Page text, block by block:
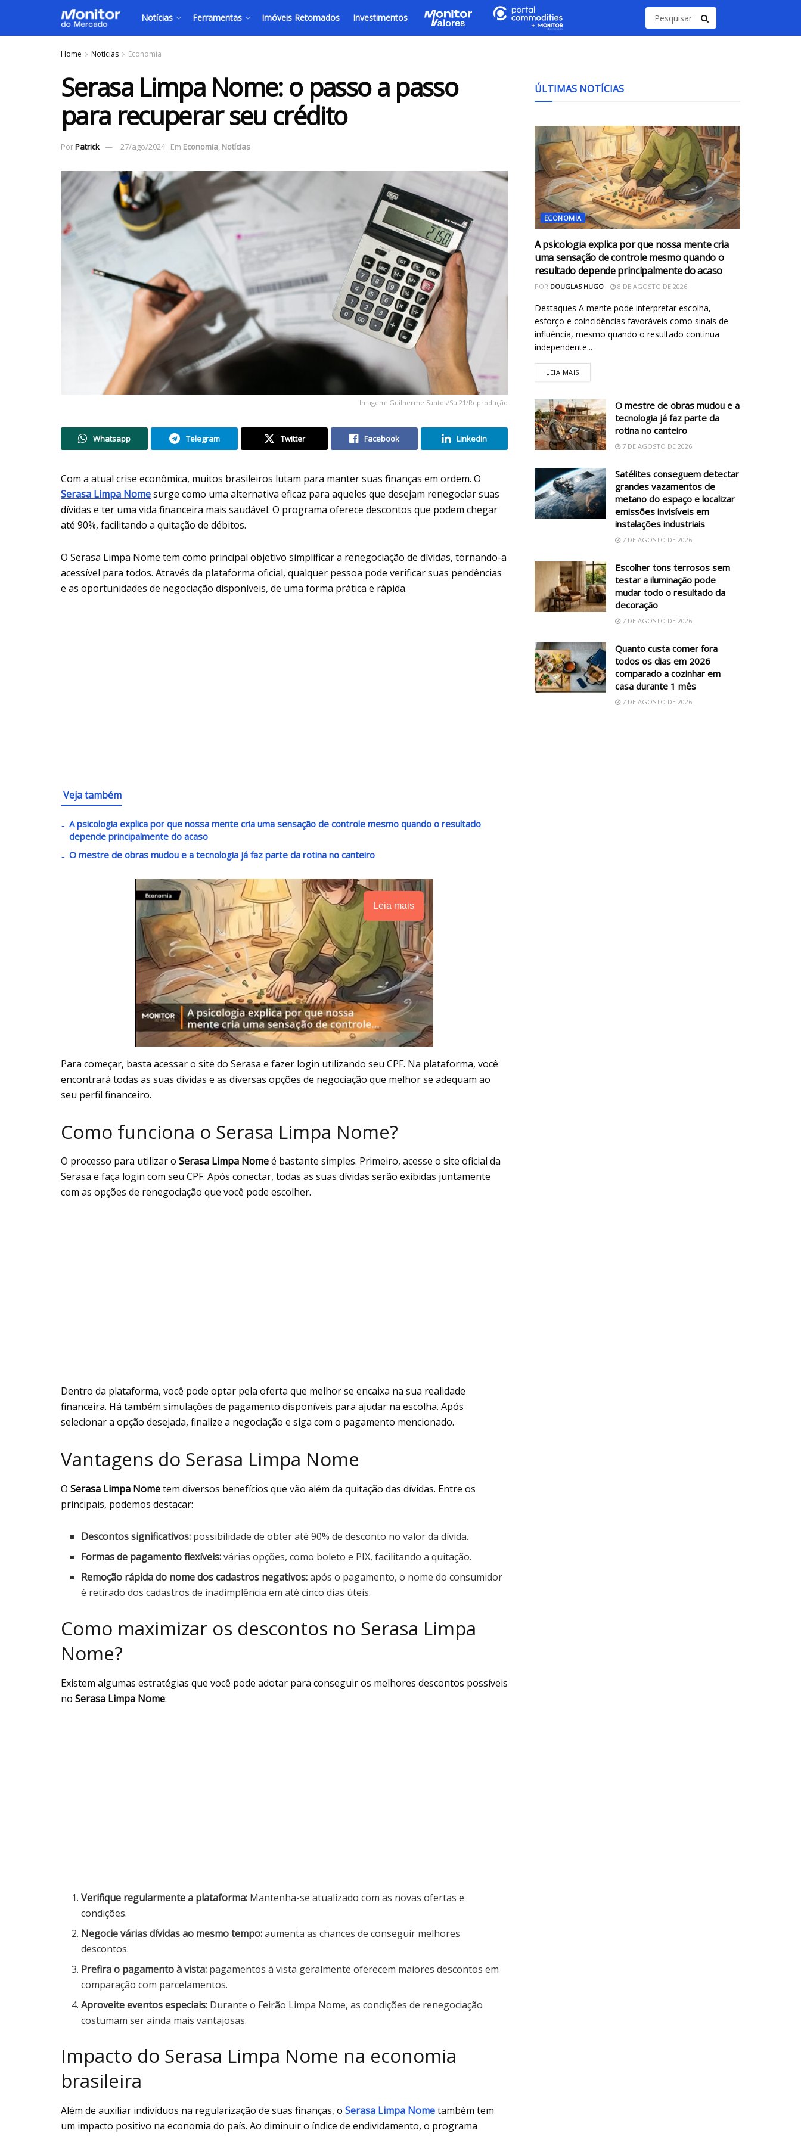
Notícias Ferramentas Imóveis Retomados Investimentos
Home Notícias Economia
Serasa Limpa Nome: o passo a passo
para recuperar seu crédito
PorPatrick 27/ago/2024 Em Economia, Notícias
Imagem: Guilherme Santos/Sul21/Reprodução
Whatsapp Telegram Twitter Facebook Linkedin
Com a atual crise econômica, muitos brasileiros lutam para manter suas finanças em ordem. O
Serasa Limpa Nomesurge como uma alternativa eficaz para aqueles que desejam renegociar suas
dívidas e ter uma vida financeira mais saudável. O programa oferece descontos que podem chegar
até 90%, facilitando a quitação de débitos.
O Serasa Limpa Nome tem como principal objetivo simplificar a renegociação de dívidas, tornando-a
acessível para todos. Através da plataforma oficial, qualquer pessoa pode verificar suas pendências
e as oportunidades de negociação disponíveis, de uma forma prática e rápida.
Veja também
A psicologia explica por que nossa mente cria uma sensação de controle mesmo quando o resultado
depende principalmente do acaso
O mestre de obras mudou e a tecnologia já faz parte da rotina no canteiro
Leia mais
Para começar, basta acessar o site do Serasa e fazer login utilizando seu CPF. Na plataforma, você
encontrará todas as suas dívidas e as diversas opções de negociação que melhor se adequam ao
seu perfil financeiro.
Como funciona o Serasa Limpa Nome?
O processo para utilizar o Serasa Limpa Nomeé bastante simples. Primeiro, acesse o site oficial da
Serasa e faça login com seu CPF. Após conectar, todas as suas dívidas serão exibidas juntamente
com as opções de renegociação que você pode escolher.
Dentro da plataforma, você pode optar pela oferta que melhor se encaixa na sua realidade
financeira. Há também simulações de pagamento disponíveis para ajudar na escolha. Após
selecionar a opção desejada, finalize a negociação e siga com o pagamento mencionado.
Vantagens do Serasa Limpa Nome
O Serasa Limpa Nometem diversos benefícios que vão além da quitação das dívidas. Entre os
principais, podemos destacar:
Descontos significativos: possibilidade de obter até 90% de desconto no valor da dívida.
Formas de pagamento flexíveis:várias opções, como boleto e PIX, facilitando a quitação.
Remoção rápida do nome dos cadastros negativos:após o pagamento, o nome do consumidor
é retirado dos cadastros de inadimplência em até cinco dias úteis.
Como maximizar os descontos no Serasa Limpa
Nome?
Existem algumas estratégias que você pode adotar para conseguir os melhores descontos possíveis
no Serasa Limpa Nome:
Verifique regularmente a plataforma: Mantenha-se atualizado com as novas ofertas e
condições.
Negocie várias dívidas ao mesmo tempo:aumenta as chances de conseguir melhores
descontos.
Prefira o pagamento à vista: pagamentos à vista geralmente oferecem maiores descontos em
comparação com parcelamentos.
Aproveite eventos especiais: Durante o Feirão Limpa Nome, as condições de renegociação
costumam ser ainda mais vantajosas.
Impacto do Serasa Limpa Nome na economia
brasileira
Além de auxiliar indivíduos na regularização de suas finanças, o Serasa Limpa Nometambém tem
um impacto positivo na economia do país. Ao diminuir o índice de endividamento, o programa
ÚLTIMAS NOTÍCIAS
ECONOMIA
A psicologia explica por que nossa mente cria
uma sensação de controle mesmo quando o
resultado depende principalmente do acaso
POR DOUGLAS HUGO 8 DE AGOSTO DE 2026
Destaques A mente pode interpretar escolha,
esforço e coincidências favoráveis como sinais de
influência, mesmo quando o resultado continua
independente...
LEIA MAIS
O mestre de obras mudou e a
tecnologia já faz parte da
rotina no canteiro
7 DE AGOSTO DE 2026
Satélites conseguem detectar
grandes vazamentos de
metano do espaço e localizar
emissões invisíveis em
instalações industriais
7 DE AGOSTO DE 2026
Escolher tons terrosos sem
testar a iluminação pode
mudar todo o resultado da
decoração
7 DE AGOSTO DE 2026
Quanto custa comer fora
todos os dias em 2026
comparado a cozinhar em
casa durante 1 mês
7 DE AGOSTO DE 2026